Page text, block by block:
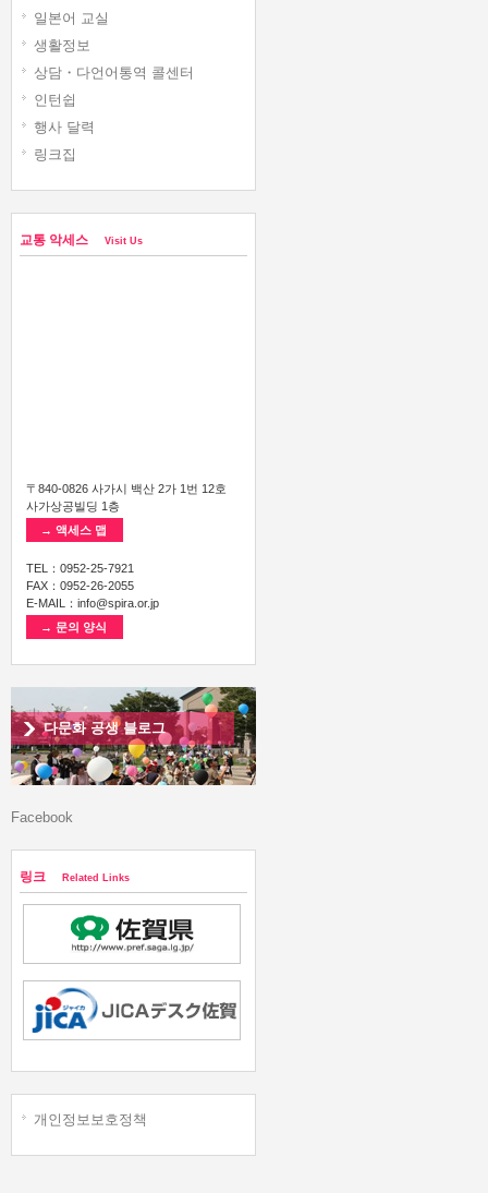
일본어 교실
생활정보
상담・다언어통역 콜센터
인턴쉽
행사 달력
링크집
교통 악세스 Visit Us
〒840-0826 사가시 백산 2가 1번 12호
사가상공빌딩 1층
→ 액세스 맵
TEL：0952-25-7921
FAX：0952-26-2055
E-MAIL：info@spira.or.jp
→ 문의 양식
다문화 공생 블로그
Facebook
링크 Related Links
개인정보보호정책